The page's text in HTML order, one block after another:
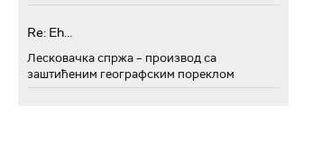
Re: Eh...
Лесковачка спржа – производ са
заштићеним географским пореклом